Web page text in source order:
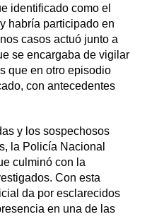
identificado como el
habría participado en
casos actuó junto a
se encargaba de vigilar
que en otro episodio
con antecedentes
y los sospechosos
la Policía Nacional
culminó con la
Con esta
da por esclarecidos
en una de las